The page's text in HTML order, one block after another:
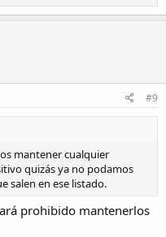
#9
mantener cualquier
quizás ya no podamos
salen en ese listado.
prohibido mantenerlos